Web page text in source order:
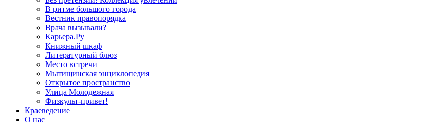
В ритме большого города
Вестник правопорядка
Врача вызывали?
Карьера.Ру
Книжный шкаф
Литературный блюз
Место встречи
Мытищинская энциклопедия
Открытое пространство
Улица Молодежная
Физкульт-привет!
Краеведение
О нас